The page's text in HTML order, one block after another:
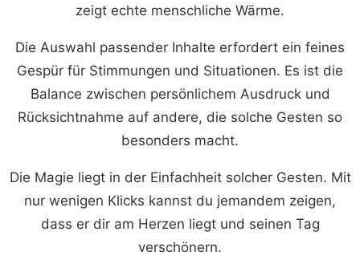
zeigt echte menschliche Wärme.
Die Auswahl passender Inhalte erfordert ein feines
Gespür für Stimmungen und Situationen. Es ist die
Balance zwischen persönlichem Ausdruck und
Rücksichtnahme auf andere, die solche Gesten so
besonders macht.
Die Magie liegt in der Einfachheit solcher Gesten. Mit
nur wenigen Klicks kannst du jemandem zeigen,
dass er dir am Herzen liegt und seinen Tag
verschönern.